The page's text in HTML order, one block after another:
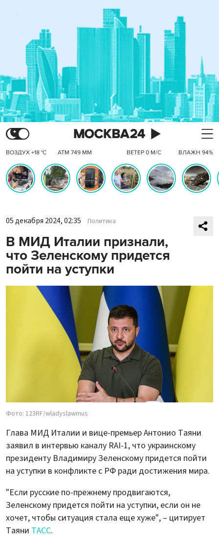
ВОЗДУХ +18 °C АТМ 749 ММ ВЕТЕР 0 М/С ВЛАЖН 94%
05 декабря 2024, 02:35 Политика
В МИД Италии признали,
что Зеленскому придется
пойти на уступки
Фото: 123RF/wladyslawmus
Глава МИД Италии и вице-премьер Антонио Таяни
заявил в интервью каналу RAI-1, что украинскому
президенту Владимиру Зеленскому придется пойти
на уступки в конфликте с РФ ради достижения мира.
"Если русские по-прежнему продвигаются,
Зеленскому придется пойти на уступки, если он не
хочет, чтобы ситуация стала еще хуже", – цитирует
Таяни ТАСС.